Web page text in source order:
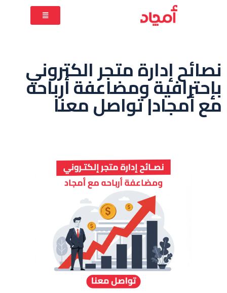
نصائح إدارة متجر الكتروني
بإحترافية ومضاعفة أرباحه
مع أمجاد| تواصل معنا